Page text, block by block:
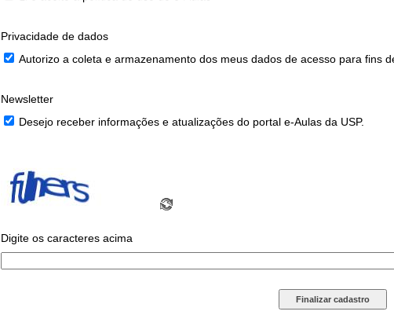
Privacidade de dados
Autorizo a coleta e armazenamento dos meus dados de acesso para fins
Newsletter
Desejo receber informações e atualizações do portal e-Aulas da USP.
Digite os caracteres acima